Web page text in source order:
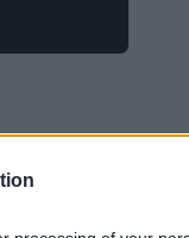
del
Tra le